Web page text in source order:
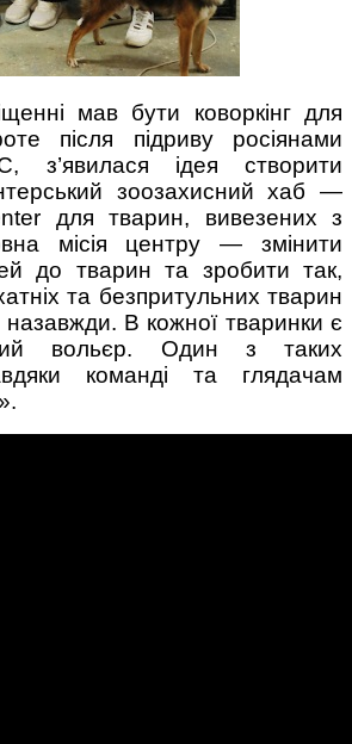
мав бути коворкінг для
після підриву росіянами
з’явилася ідея створити
зоозахисний хаб —
для тварин, вивезених з
місія центру — змінити
до тварин та зробити так,
та безпритульних тварин
назавжди. В кожної тваринки є
вольєр. Один з таких
команді та глядачам